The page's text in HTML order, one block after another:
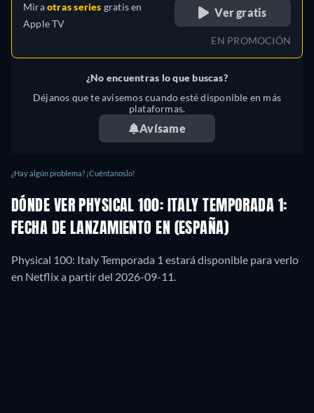
Miraotras series gratis en
Apple TV
Ver gratis
EN PROMOCIÓN
¿No encuentras lo que buscas?
Déjanos que te avisemos cuando esté disponible en más
plataformas.
Avísame
¿Hay algún problema? ¡Cuéntanoslo!
DÓNDE VER PHYSICAL 100: ITALY TEMPORADA 1:
FECHA DE LANZAMIENTO EN (ESPAÑA)
Physical 100: Italy Temporada 1 estará disponible para verlo
en Netflix a partir del 2026-09-11.